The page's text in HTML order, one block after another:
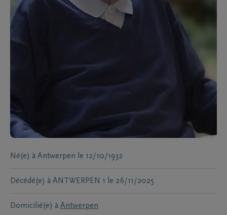
Né(e) à Antwerpen le 12/10/1932
Décédé(e) à ANTWERPEN 1 le 26/11/2025
Domicilié(e) à Antwerpen